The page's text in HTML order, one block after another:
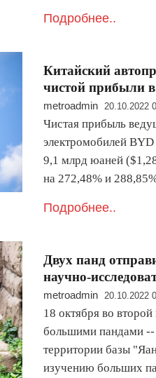
Подробнее..
Китайский
чистой прибыли в
metroadmin 20.10.2022
Чистая прибыль
электромобилей BYD
9,1 млрд юаней
на 272,48% и
Подробнее..
Двух панд
научно-
metroadmin 20.10.2022
18 октября во
большими пандами
территории базы
изучению больших